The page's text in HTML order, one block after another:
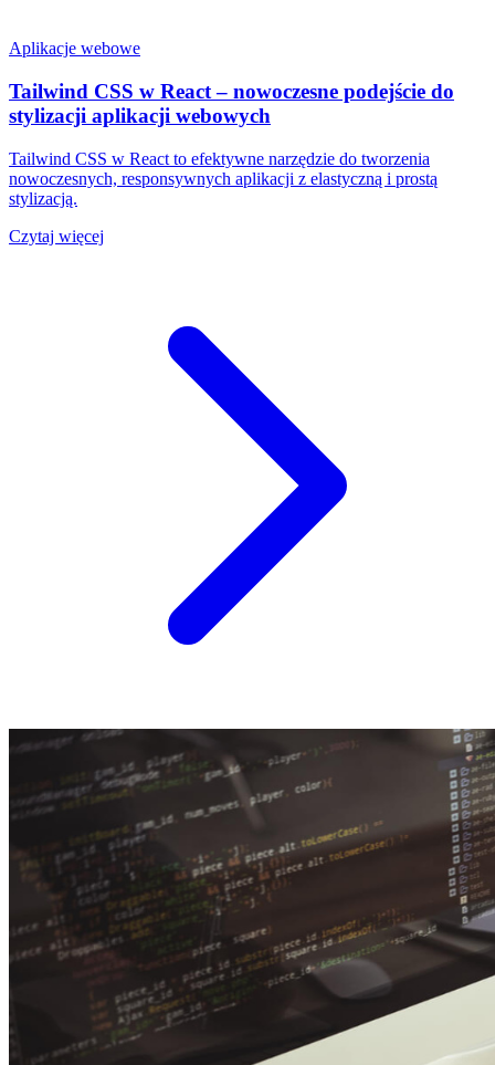
Aplikacje webowe
Tailwind CSS w React – nowoczesne podejście do
stylizacji aplikacji webowych
Tailwind CSS w React to efektywne narzędzie do tworzenia
nowoczesnych, responsywnych aplikacji z elastyczną i prostą
stylizacją.
Czytaj więcej